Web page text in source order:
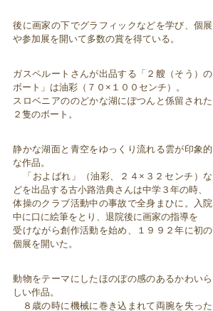
後に画家の下でグラフィックなどを学び、個展
や参加展を開いて多数の賞を得ている。
ガスペルートさんが出品する「２艘（そう）の
ボート」は油彩（７０×１００センチ）。
スロベニアののどかな湖にぽつんと係留された
２隻のボート。
静かな湖面と青空をゆっくり流れる雲が印象的
な作品。
「およばれ」（油彩、２４×３２センチ）な
どを出品する古小路浩典さんは中学３年の時、
体操のクラブ活動中の事故で全身まひに。入院
中に口に絵筆をとり、退院後に画家の指導を
受けながら創作活動を始め、１９９２年に初の
個展を開いた。
動物をテーマにしたほのぼの感のあるかわいら
しい作品。
８歳の時に機械に巻き込まれて両腕を失った